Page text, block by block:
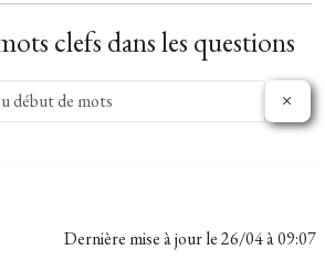
clefs dans les questions
Dernière mise à jour le26/04 à 09:07